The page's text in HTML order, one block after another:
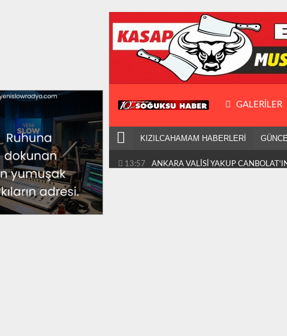
GALERILER
KIZILCAHAMAM HABERLERİ
13:57 ANKARA VALİSİ YAKUP